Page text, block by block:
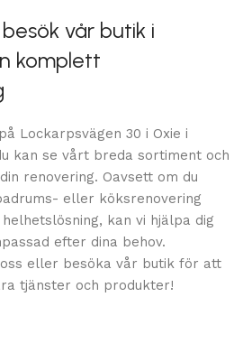
vår butik i
komplett
Lockarpsvägen 30 i Oxie i
kan se vårt breda sortiment och
renovering. Oavsett om du
eller köksrenovering
kan vi hjälpa dig
efter dina behov.
eller besöka vår butik för att
tjänster och produkter!